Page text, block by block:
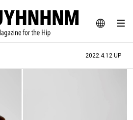
JA
EN
BLOG SNAP
カルチャー、ライフスタイルWEBマガジン
2022.4.12 UP